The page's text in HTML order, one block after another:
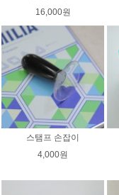
16,000원
스탬프 손잡이
4,000원